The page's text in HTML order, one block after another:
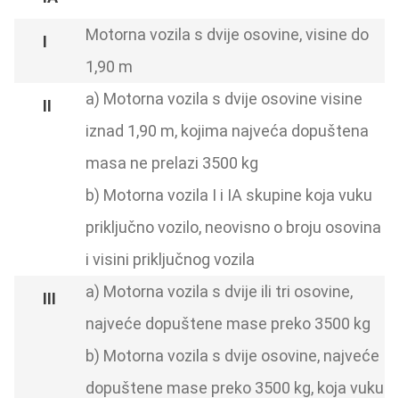
Motorna vozila s dvije osovine, visine do
1,90 m
a) Motorna vozila s dvije osovine visine
iznad 1,90 m, kojima najveća dopuštena
masa ne prelazi 3500 kg
b) Motorna vozila I i IA skupine koja vuku
priključno vozilo, neovisno o broju osovina
i visini priključnog vozila
a) Motorna vozila s dvije ili tri osovine,
najveće dopuštene mase preko 3500 kg
b) Motorna vozila s dvije osovine, najveće
dopuštene mase preko 3500 kg, koja vuku